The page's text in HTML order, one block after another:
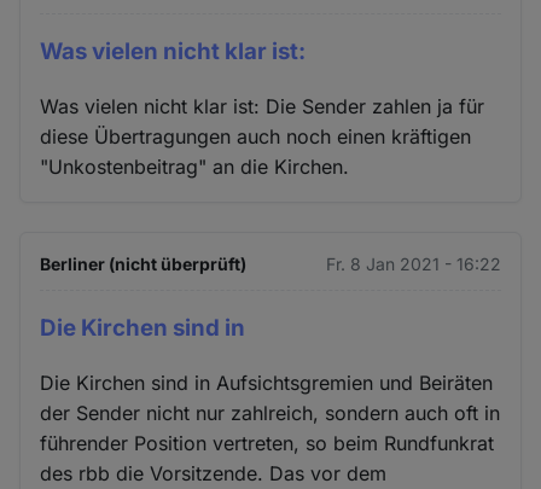
Was vielen nicht klar ist:
Was vielen nicht klar ist: Die Sender zahlen ja für
diese Übertragungen auch noch einen kräftigen
"Unkostenbeitrag" an die Kirchen.
Berliner (nicht überprüft) Fr. 8 Jan 2021 - 16:22
Die Kirchen sind in
Die Kirchen sind in Aufsichtsgremien und Beiräten
der Sender nicht nur zahlreich, sondern auch oft in
führender Position vertreten, so beim Rundfunkrat
des rbb die Vorsitzende. Das vor dem